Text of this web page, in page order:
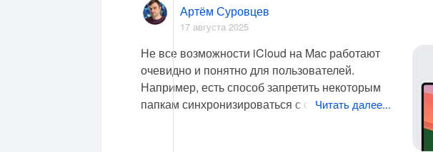
Артём Суровцев
17 августа 2025
Не все возможности iCloud на Mac работают
очевидно и понятно для пользователей.
Например, есть способ запретить некоторым
папкам синхронизироваться с о
Читать далее...